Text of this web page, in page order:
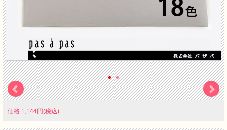
価格:1,144円(税込)